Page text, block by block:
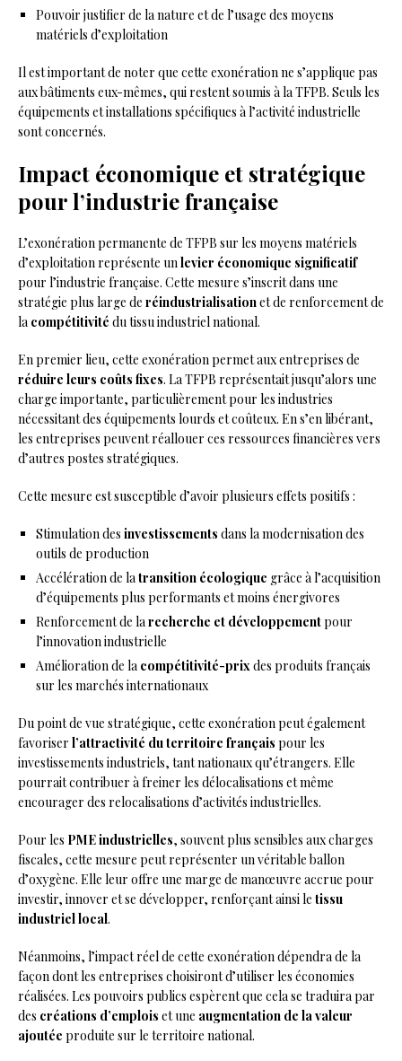
Pouvoir justifier de la nature et de l’usage des moyens
matériels d’exploitation
Il est important de noter que cette exonération ne s’applique pas
aux bâtiments eux-mêmes, qui restent soumis à la TFPB. Seuls les
équipements et installations spécifiques à l’activité industrielle
sont concernés.
Impact économique et stratégique
pour l’industrie française
L’exonération permanente de TFPB sur les moyens matériels
d’exploitation représente un levier économique significatif
pour l’industrie française. Cette mesure s’inscrit dans une
stratégie plus large de réindustrialisationet de renforcement de
la compétitivité du tissu industriel national.
En premier lieu, cette exonération permet aux entreprises de
réduire leurs coûts fixes. La TFPB représentait jusqu’alors une
charge importante, particulièrement pour les industries
nécessitant des équipements lourds et coûteux. En s’en libérant,
les entreprises peuvent réallouer ces ressources financières vers
d’autres postes stratégiques.
Cette mesure est susceptible d’avoir plusieurs effets positifs :
Stimulation des investissements dans la modernisation des
outils de production
Accélération de la transition écologique grâce à l’acquisition
d’équipements plus performants et moins énergivores
Renforcement de la recherche et développementpour
l’innovation industrielle
Amélioration de la compétitivité-prix des produits français
sur les marchés internationaux
Du point de vue stratégique, cette exonération peut également
favoriser l’attractivité du territoire français pour les
investissements industriels, tant nationaux qu’étrangers. Elle
pourrait contribuer à freiner les délocalisations et même
encourager des relocalisations d’activités industrielles.
Pour les PME industrielles, souvent plus sensibles aux charges
fiscales, cette mesure peut représenter un véritable ballon
d’oxygène. Elle leur offre une marge de manœuvre accrue pour
investir, innover et se développer, renforçant ainsi le tissu
industriel local.
Néanmoins, l’impact réel de cette exonération dépendra de la
façon dont les entreprises choisiront d’utiliser les économies
réalisées. Les pouvoirs publics espèrent que cela se traduira par
des créations d’emplois et une augmentation de la valeur
ajoutée produite sur le territoire national.